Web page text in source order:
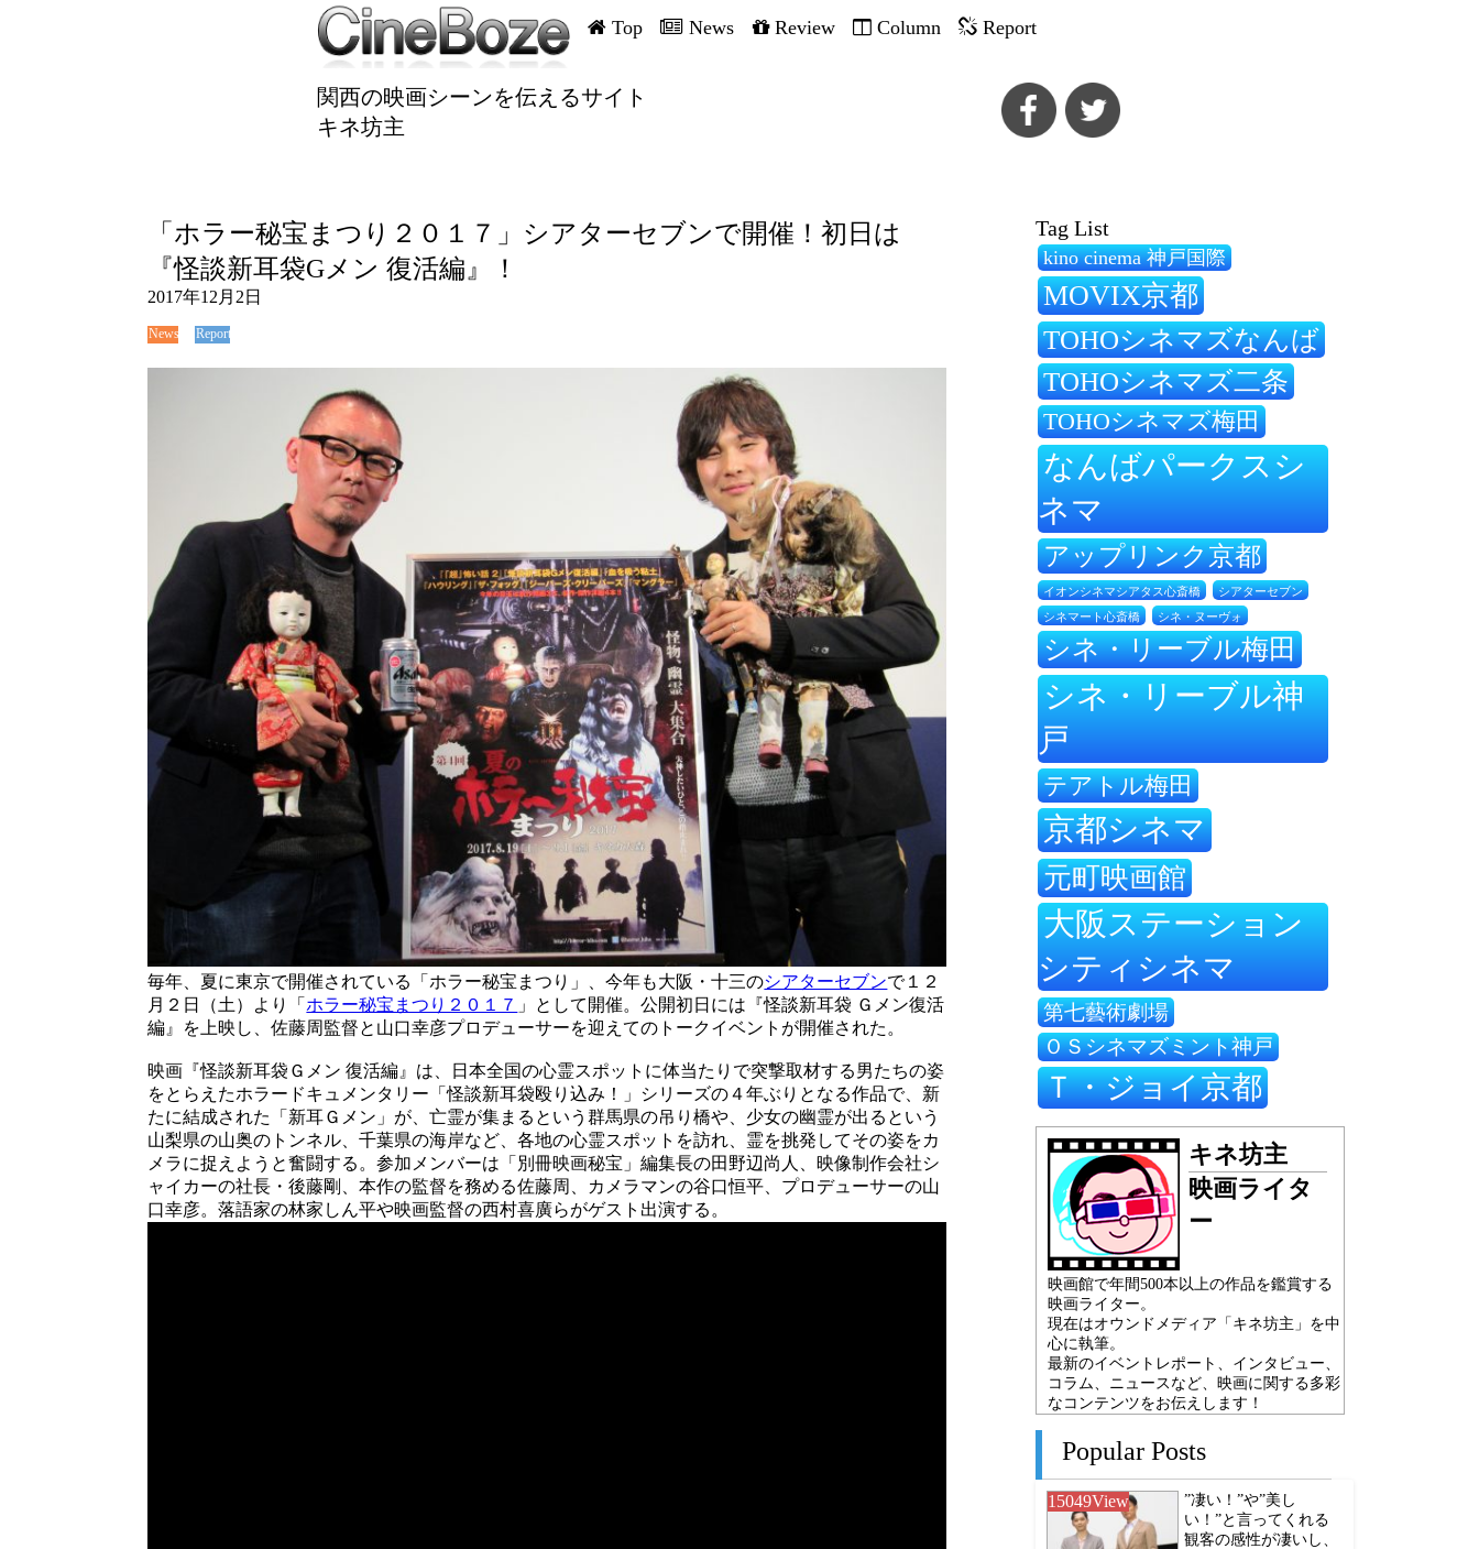
Top News Review Column Report
関西の映画シーンを伝えるサイト
キネ坊主
「ホラー秘宝まつり２０１７」シアターセブンで開催！初日は
『怪談新耳袋Gメン 復活編』！
2017年12月2日
News Report
毎年、夏に東京で開催されている「ホラー秘宝まつり」、今年も大阪・十三のシアターセブンで１２
月２日（土）より「 ホラー秘宝まつり２０１７ 」として開催。公開初日には『怪談新耳袋 Ｇメン復活
編』を上映し、佐藤周監督と山口幸彦プロデューサーを迎えてのトークイベントが開催された。
映画『怪談新耳袋Ｇメン 復活編』は、日本全国の心霊スポットに体当たりで突撃取材する男たちの姿
をとらえたホラードキュメンタリー「怪談新耳袋殴り込み！」シリーズの４年ぶりとなる作品で、新
たに結成された「新耳Ｇメン」が、亡霊が集まるという群馬県の吊り橋や、少女の幽霊が出るという
山梨県の山奥のトンネル、千葉県の海岸など、各地の心霊スポットを訪れ、霊を挑発してその姿をカ
メラに捉えようと奮闘する。参加メンバーは「別冊映画秘宝」編集長の田野辺尚人、映像制作会社シ
ャイカーの社長・後藤剛、本作の監督を務める佐藤周、カメラマンの谷口恒平、プロデューサーの山
口幸彦。落語家の林家しん平や映画監督の西村喜廣らがゲスト出演する。
Tag List
kino cinema 神戸国際
MOVIX京都
TOHOシネマズなんば
TOHOシネマズ二条
TOHOシネマズ梅田
なんばパークスシ
ネマ
アップリンク京都
イオンシネマシアタス心斎橋 シアターセブン
シネマート心斎橋 シネ・ヌーヴォ
シネ・リーブル梅田
シネ・リーブル神
戸
テアトル梅田
京都シネマ
元町映画館
大阪ステーション
シティシネマ
第七藝術劇場
ＯＳシネマズミント神戸
Ｔ・ジョイ京都
キネ坊主
映画ライタ
ー
映画館で年間500本以上の作品を鑑賞する
映画ライター。
現在はオウンドメディア「キネ坊主」を中
心に執筆。
最新のイベントレポート、インタビュー、
コラム、ニュースなど、映画に関する多彩
なコンテンツをお伝えします！
Popular Posts
15049View
”凄い！”や”美し
い！”と言ってくれる
観客の感性が凄いし、